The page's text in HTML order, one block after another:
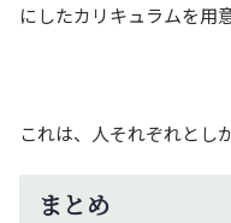
にしたカリキュラムを用
これは、人それぞれとし
まとめ